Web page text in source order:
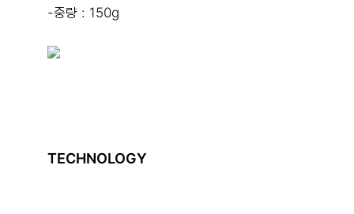
-중량 : 150g
TECHNOLOGY